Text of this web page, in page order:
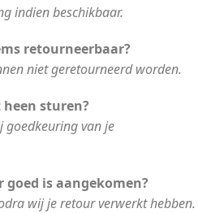
indien beschikbaar.
retourneerbaar?
niet geretourneerd worden.
sturen?
goedkeuring van je
is aangekomen?
wij je retour verwerkt hebben.